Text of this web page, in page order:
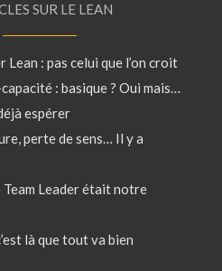
SUR LE LEAN
Lean : pas celui que l’on croit
: basique ? Oui mais…
espérer
perte de sens… Il y a
Team Leader était notre
là que tout va bien